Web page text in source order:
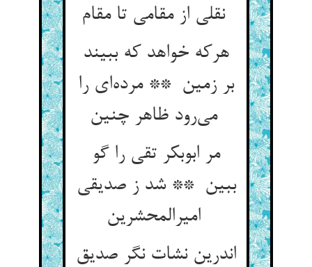
نقلی از مقامی تا مقام
هرکه خواهد که ببیند
بر زمین ** مرده‌ای را
می‌رود ظاهر چنین
مر ابوبکر تقی را گو
ببین ** شد ز صدیقی
امیرالمحشرین
اندرین نشات نگر صدیق